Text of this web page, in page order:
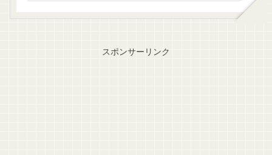
スポンサーリンク